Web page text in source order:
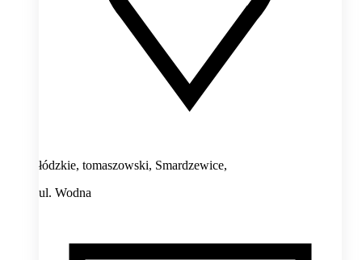
łódzkie, tomaszowski, Smardzewice,
ul. Wodna